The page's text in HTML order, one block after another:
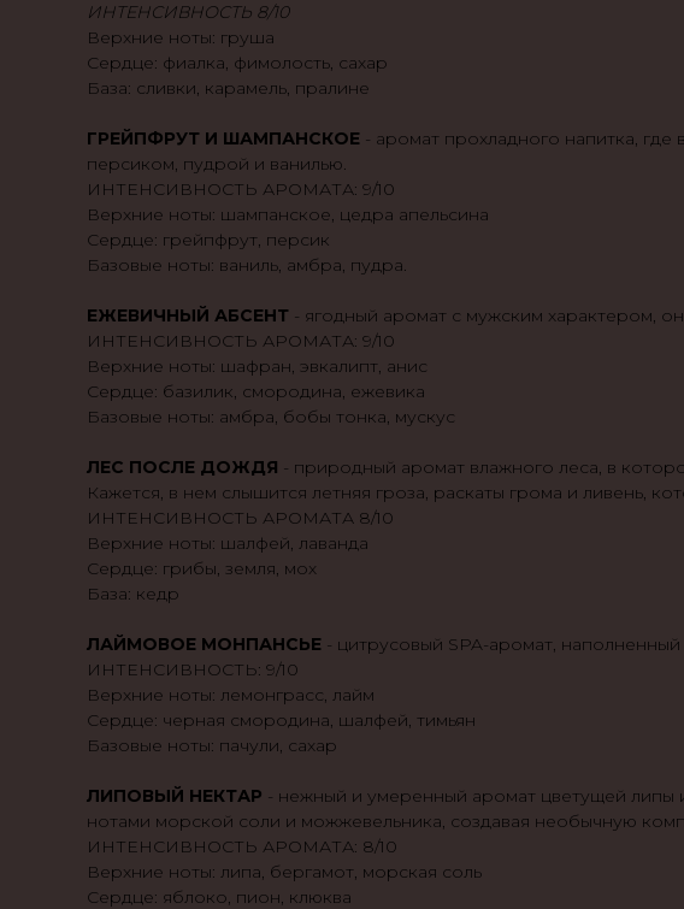
ИНТЕНСИВНОСТЬ 8/10
Верхние ноты: груша
Сердце: фиалка, фимолость, сахар
База: сливки, карамель, пралине
ГРЕЙПФРУТ И ШАМПАНСКОЕ - аромат прохладного напитка,
персиком, пудрой и ванилью.
ИНТЕНСИВНОСТЬ АРОМАТА: 9/10
Верхние ноты: шампанское, цедра апельсина
Сердце: грейпфрут, персик
Базовые ноты: ваниль, амбра, пудра.
ЕЖЕВИЧНЫЙ АБСЕНТ - ягодный аромат с мужским характером,
ИНТЕНСИВНОСТЬ АРОМАТА: 9/10
Верхние ноты: шафран, эвкалипт, анис
Сердце: базилик, смородина, ежевика
Базовые ноты: амбра, бобы тонка, мускус
ЛЕС ПОСЛЕ ДОЖДЯ - природный аромат влажного леса, в
Кажется, в нем слышится летняя гроза, раскаты грома и ливень,
ИНТЕНСИВНОСТЬ АРОМАТА 8/10
Верхние ноты: шалфей, лаванда
Сердце: грибы, земля, мох
База: кедр
ЛАЙМОВОЕ МОНПАНСЬЕ - цитрусовый SPA-аромат,
ИНТЕНСИВНОСТЬ: 9/10
Верхние ноты: лемонграсс, лайм
Сердце: черная смородина, шалфей, тимьян
Базовые ноты: пачули, сахар
ЛИПОВЫЙ НЕКТАР - нежный и умеренный аромат цветущей липы
нотами морской соли и можжевельника, создавая необычную
ИНТЕНСИВНОСТЬ АРОМАТА: 8/10
Верхние ноты: липа, бергамот, морская соль
Сердце: яблоко, пион, клюква